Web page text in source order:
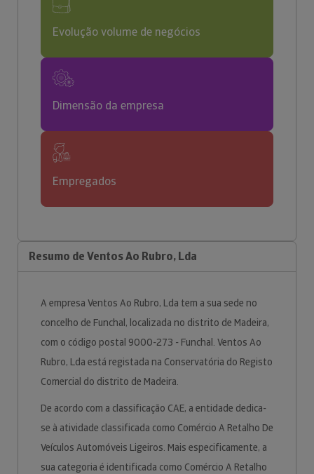
Evolução volume de negócios
Dimensão da empresa
Empregados
Resumo de Ventos Ao Rubro, Lda
A empresa Ventos Ao Rubro, Lda tem a sua sede no
concelho de Funchal, localizada no distrito de Madeira,
com o código postal 9000-273 - Funchal. Ventos Ao
Rubro, Lda está registada na Conservatória do Registo
Comercial do distrito de Madeira.
De acordo com a classificação CAE, a entidade dedica-
se à atividade classificada como Comércio A Retalho De
Veículos Automóveis Ligeiros. Mais especificamente, a
sua categoria é identificada como Comércio A Retalho